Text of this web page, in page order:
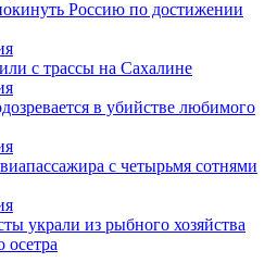
Россию по достижении
с трассы на Сахалине
в убийстве любимого
с четырьмя сотнями
украли из рыбного хозяйства
осетра